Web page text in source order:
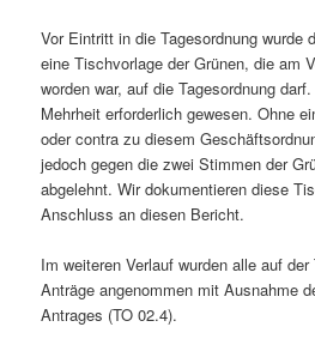
Vor Eintritt in die Tagesordnung wurde
eine Tischvorlage der Grünen, die am
worden war, auf die Tagesordnung
Mehrheit erforderlich gewesen. Ohne
oder contra zu diesem
jedoch gegen die zwei Stimmen der
abgelehnt. Wir dokumentieren diese
Anschluss an diesen Bericht.
Im weiteren Verlauf wurden alle auf
Anträge angenommen mit Ausnahme
Antrages (TO 02.4).